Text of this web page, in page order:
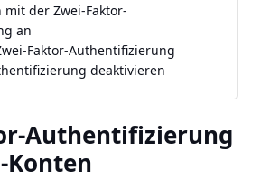
Authentifizierung
mit der Zwei-Faktor-
an
Faktor-Authentifizierung
deaktivieren